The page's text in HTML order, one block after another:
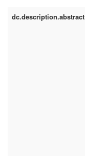
dc.description.abstract